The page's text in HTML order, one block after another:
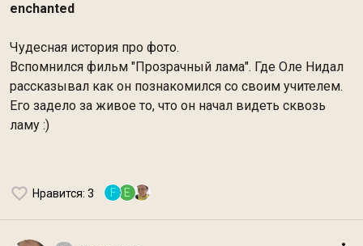
enchanted
Чудесная история про фото.
Вспомнился фильм "Прозрачный лама". Где Оле Нидал
рассказывал как он познакомился со своим учителем.
Его задело за живое то, что он начал видеть сквозь
ламу :)
Нравится: 3 F E